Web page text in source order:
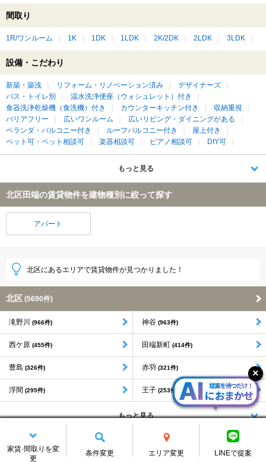
家賃·間取りを変
更
条件変更 エリア変更 LINEで提案
間取り
1R/ワンルーム 1K 1DK 1LDK 2K/2DK 2LDK 3LDK
設備・こだわり
新築・築浅 リフォーム・リノベーション済み
デザイナーズ
バス・トイレ別
温水洗浄便座（ウォシュレット）付き
食器洗浄乾燥機（食洗機）付き
カウンターキッチン付き
収納重視
バリアフリー
広いワンルーム
広いリビング・ダイニングがある
ベランダ・バルコニー付き
ルーフバルコニー付き
屋上付き
ペット可・ペット相談可
楽器相談可 ピアノ相談可 DIY可
もっと見る
北区田端の賃貸物件を建物種別に絞って探す
アパート
北区にあるエリアで賃貸物件が見つかりました！
北区 (5690件)
滝野川 (966件) 神谷 (963件)
西ケ原 (455件) 田端新町 (414件)
豊島 (326件) 赤羽 (321件)
浮間 (295件) 王子 (253件)
もっと見る